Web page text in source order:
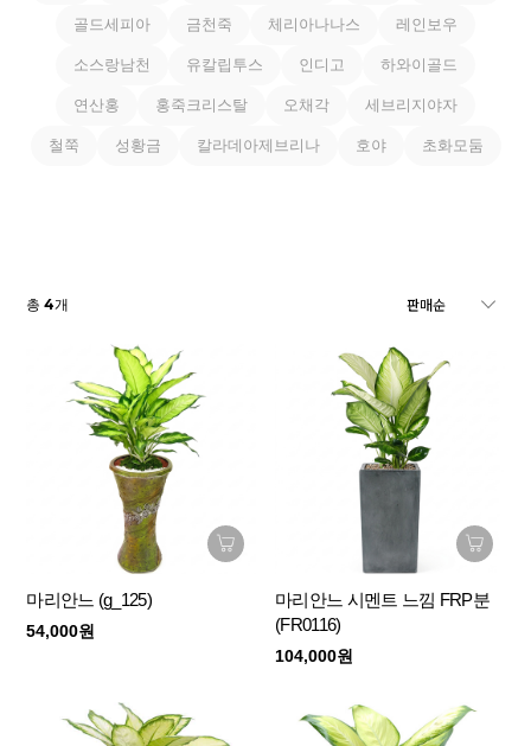
골드세피아 금천죽 체리아나나스 레인보우
소스랑남천 유칼립투스 인디고 하와이골드
연산홍 홍죽크리스탈 오채각 세브리지야자
철쭉 성황금 칼라데아제브리나 호야 초화모둠
총4개
마리안느 (g_125)
54,000원
마리안느 시멘트 느낌 FRP분
(FR0116)
104,000원